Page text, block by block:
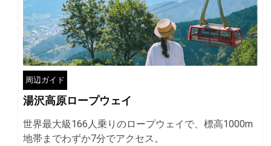
周辺ガイド
湯沢高原ロープウェイ
世界最大級166人乗りのロープウェイで、標高1000m
地帯までわずか7分でアクセス。